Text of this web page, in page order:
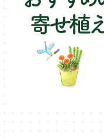
ローズマリー・ハーブ苗
ガーデンベジタ・イタリア